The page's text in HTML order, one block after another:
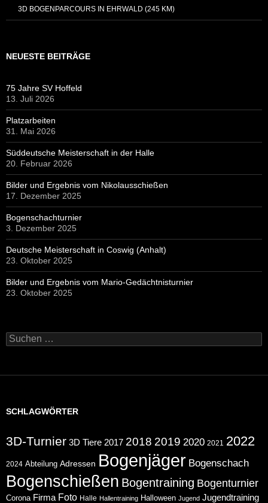
3D BOGENPARCOURS IN EHRWALD (245 KM)
NEUESTE BEITRÄGE
75 Jahre SV Hoffeld
13. Juli 2026
Platzarbeiten
31. Mai 2026
Süddeutsche Meisterschaft in der Halle
20. Februar 2026
Bilder und Ergebnis vom Nikolausschießen
17. Dezember 2025
Bogenschachturnier
3. Dezember 2025
Deutsche Meisterschaft in Coswig (Anhalt)
23. Oktober 2025
Bilder und Ergebnis vom Mario-Gedächtnisturnier
23. Oktober 2025
Suchen
nach:
SCHLAGWÖRTER
3D-Turnier 3D Tiere 2017 2018 2019 2020 2021 2022
2024 Abteilung Adressen Bogenjäger Bogenschach
Bogenschießen Bogentraining Bogenturnier
Corona Firma Foto Halle Hallentraining Halloween Jugend Jugendtraining